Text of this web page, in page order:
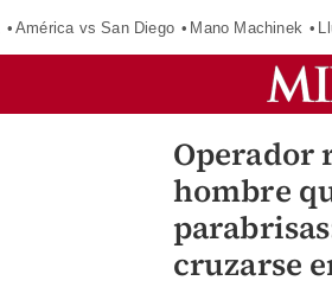
América vs San Diego Mano Machinek
Operador
hombre
cruzarse